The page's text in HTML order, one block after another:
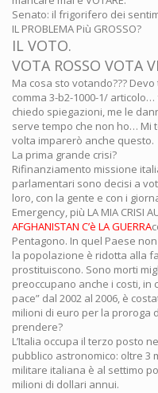
Senato: il frigorifero dei
IL PROBLEMA Più GROSSO?
IL VOTO.
VOTA ROSSO VOTA
Ma cosa sto votando???
comma 3-b2-1000-1/
chiedo spiegazioni, me le
serve tempo che non ho… Mi
volta imparerò anche questo.
La prima grande crisi?
Rifinanziamento missione
parlamentari sono decisi a
loro, con la gente e con i
Emergency, più LA MIA CRISI
AFGHANISTAN C’è LA GUERRA
Pentagono. In quel Paese
la popolazione è ridotta alla
prostituiscono. Sono morti
preoccupano anche i costi, in
pace” dal 2002 al 2006, è
milioni di euro per la proroga
prendere?
L’Italia occupa il terzo posto
pubblico astronomico: oltre 3
militare italiana è al settimo
milioni di dollari annui.